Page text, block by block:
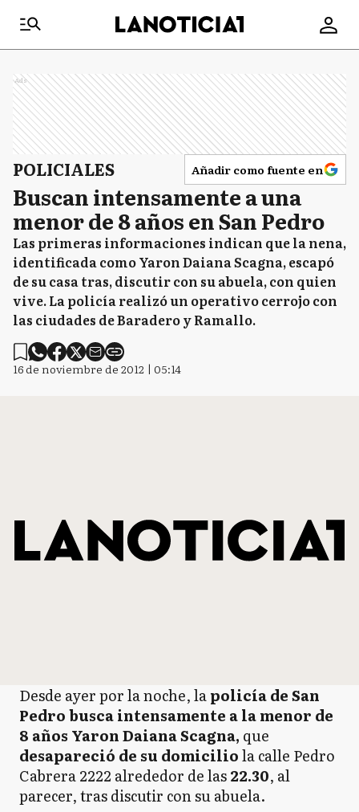
Ads
POLICIALES Añadir como fuente en
Buscan intensamente a una
menor de 8 años en San Pedro
Las primeras informaciones indican que la nena,
identificada como Yaron Daiana Scagna, escapó
de su casa tras, discutir con su abuela, con quien
vive. La policía realizó un operativo cerrojo con
las ciudades de Baradero y Ramallo.
16 de noviembre de 2012 | 05:14
Desde ayer por la noche, lapolicía de San
Pedro busca intensamente a la menor de
8 años Yaron Daiana Scagna, que
desapareció de su domiciliola calle Pedro
Cabrera 2222 alrededor de las22.30, al
parecer, tras discutir con su abuela.